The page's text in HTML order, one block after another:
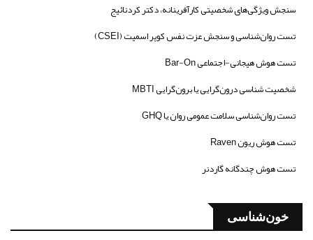
سنجش ویژگی‌های شخصیتی کارآفرینانه، دکتر کردنائیج
تست روان‌شناسی و سنجش عزت نفس کوپر اسمیت (CSEI)
تست هوش هیجانی-اجتماعی Bar-On
شخصیت شناسی درون‌گرایی یا برون‌گرایی MBTI
تست روان‌شناسی سلامت عمومی روان یا GHQ
تست هوش ریون Raven
تست هوش چندگانه گاردنر
خون‌شناسی